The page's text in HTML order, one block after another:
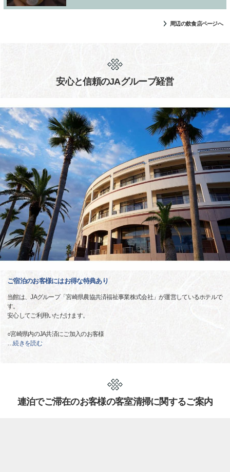
周辺の飲食店ページへ
安心と信頼のJAグループ経営
ご宿泊のお客様にはお得な特典あり
当館は、JAグループ「宮崎県農協共済福祉事業株式会社」が運営しているホテルで
す。
安心してご利用いただけます。
○宮崎県内のJA共済にご加入のお客様
…続きを読む
連泊でご滞在のお客様の客室清掃に関するご案内